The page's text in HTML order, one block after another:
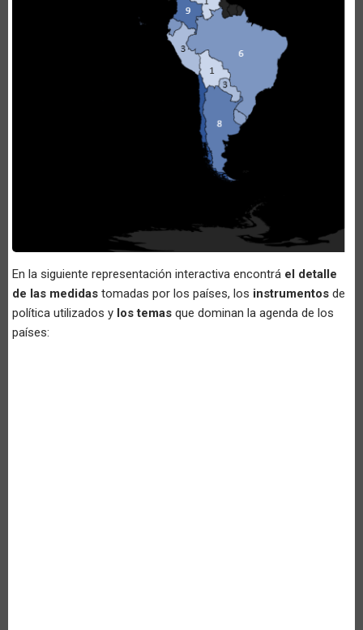
En la siguiente representación interactiva encontrá el detalle
de las medidas tomadas por los países, los instrumentos de
política utilizados y los temas que dominan la agenda de los
países: